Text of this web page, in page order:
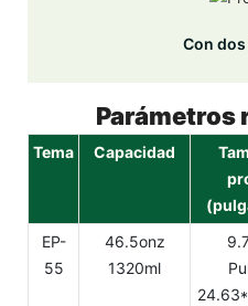
Con
Parámetros
Tema Capacidad
EP-
55
46.5onz
1320ml